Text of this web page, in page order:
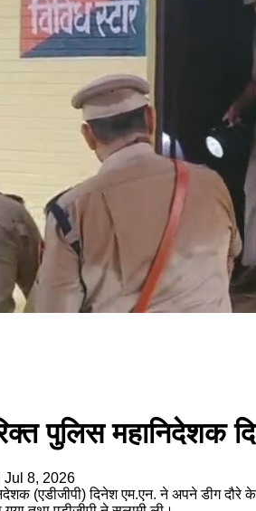
पुलिस महानिदेशक
Jul 8, 2026
(एडीजीपी) दिनेश एम.एन. ने अपने डीग दौरे